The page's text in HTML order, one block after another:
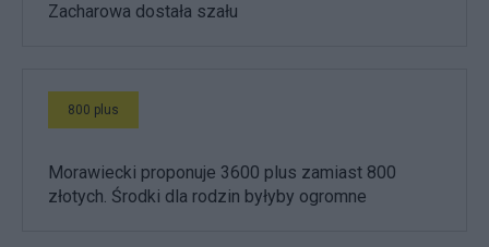
Zacharowa dostała szału
800 plus
Morawiecki proponuje 3600 plus zamiast 800
złotych. Środki dla rodzin byłyby ogromne